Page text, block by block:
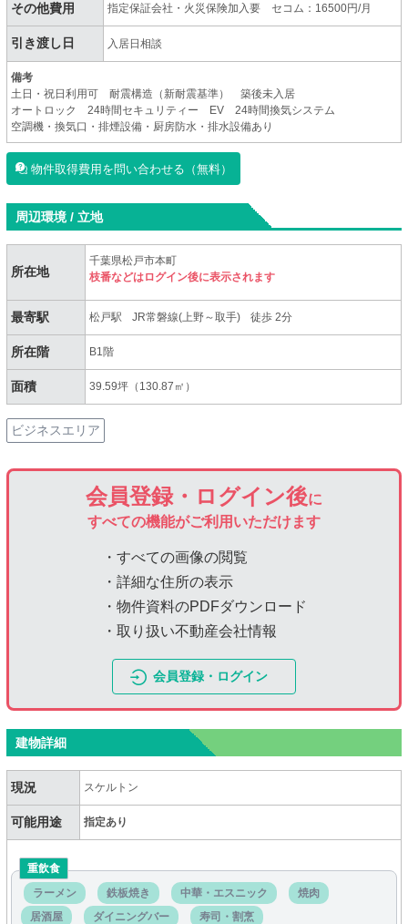
その他費用 指定保証会社・火災保険加入要 セコム：16500円/月
引き渡し日 入居日相談
備考
土日・祝日利用可 耐震構造（新耐震基準） 築後未入居
オートロック 24時間セキュリティー EV 24時間換気システム
空調機・換気口・排煙設備・厨房防水・排水設備あり
物件取得費用を問い合わせる（無料）
周辺環境 / 立地
所在地
千葉県松戸市本町
枝番などはログイン後に表示されます
最寄駅 松戸駅 JR常磐線(上野～取手) 徒歩 2分
所在階 B1階
面積 39.59坪（130.87㎡）
ビジネスエリア
会員登録・ログイン後に
すべての機能がご利用いただけます
・すべての画像の閲覧
・詳細な住所の表示
・物件資料のPDFダウンロード
・取り扱い不動産会社情報
会員登録・ログイン
建物詳細
現況 スケルトン
可能用途 指定あり
重飲食
ラーメン
鉄板焼き 中華・エスニック
焼肉
居酒屋
ダイニングバー
寿司・割烹